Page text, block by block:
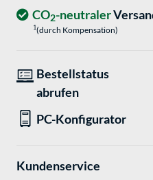
CO2-neutraler
1(durch Kompensation)
Bestellstatus
abrufen
PC-Konfigurator
Kundenservice